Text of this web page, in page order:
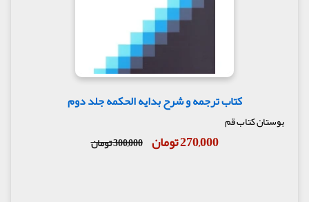
کتاب ترجمه و شرح بدایه الحکمه جلد دوم
بوستان کتاب قم
270,000 تومان 300,000 تومان